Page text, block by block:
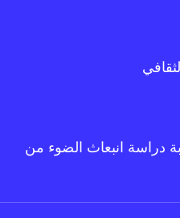
دراسة انبعاث الضوء من